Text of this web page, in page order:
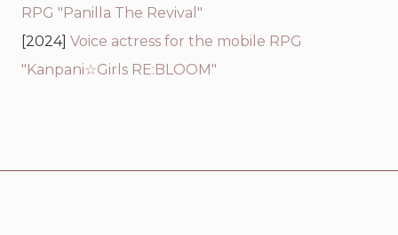
RPG "Panilla The Revival"
[2024] Voice actress for the mobile RPG
"Kanpani☆Girls RE:BLOOM"